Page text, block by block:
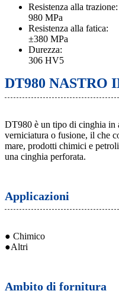
Resistenza alla trazione:
980 MPa
Resistenza alla fatica:
±380 MPa
Durezza:
306 HV5
DT980 NASTRO
DT980 è un tipo di cinghia in
verniciatura o fusione, il che
mare, prodotti chimici e
una cinghia perforata.
Applicazioni
● Chimico
●Altri
Ambito di fornitura